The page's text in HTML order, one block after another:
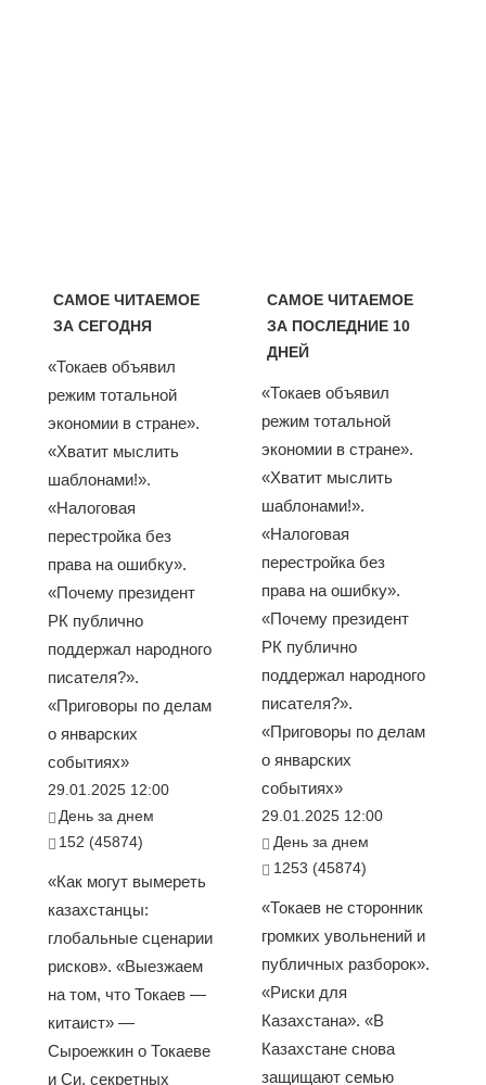
САМОЕ ЧИТАЕМОЕ
ЗА СЕГОДНЯ
«Токаев объявил
режим тотальной
экономии в стране».
«Хватит мыслить
шаблонами!».
«Налоговая
перестройка без
права на ошибку».
«Почему президент
РК публично
поддержал народного
писателя?».
«Приговоры по делам
о январских
событиях»
29.01.2025 12:00
День за днем
152 (45874)
«Как могут вымереть
казахстанцы:
глобальные сценарии
рисков». «Выезжаем
на том, что Токаев —
китаист» —
Сыроежкин о Токаеве
и Си, секретных
САМОЕ ЧИТАЕМОЕ
ЗА ПОСЛЕДНИЕ 10
ДНЕЙ
«Токаев объявил
режим тотальной
экономии в стране».
«Хватит мыслить
шаблонами!».
«Налоговая
перестройка без
права на ошибку».
«Почему президент
РК публично
поддержал народного
писателя?».
«Приговоры по делам
о январских
событиях»
29.01.2025 12:00
День за днем
1253 (45874)
«Токаев не сторонник
громких увольнений и
публичных разборок».
«Риски для
Казахстана». «В
Казахстане снова
защищают семью